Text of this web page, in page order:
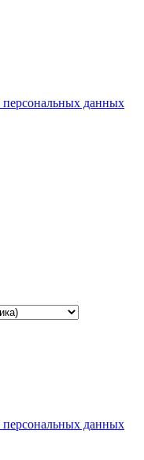
персональных данных
персональных данных